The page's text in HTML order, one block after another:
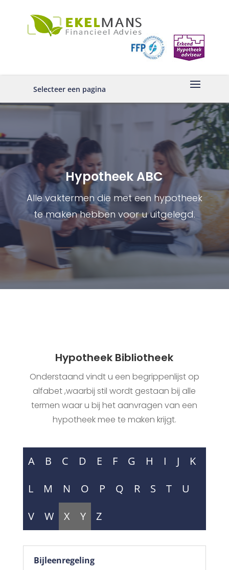
Selecteer een pagina
Hypotheek ABC
Alle vaktermen die met een hypotheek
te maken hebben voor u uitgelegd.
Hypotheek Bibliotheek
Onderstaand vindt u een begrippenlijst op
alfabet ,waarbij stil wordt gestaan bij alle
termen waar u bij het aanvragen van een
hypotheek mee te maken krijgt.
A B C D E F G H I J
K
L
M N O P Q R S T
U
V
W X Y Z
Bijleenregeling